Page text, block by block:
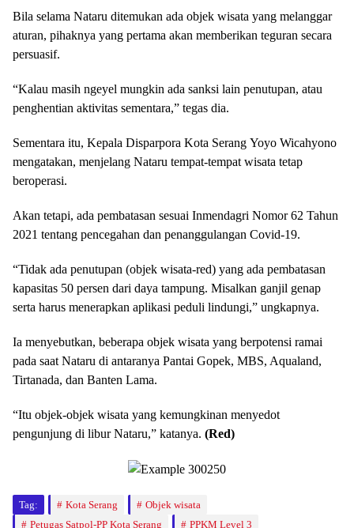
Bila selama Nataru ditemukan ada objek wisata yang melanggar
aturan, pihaknya yang pertama akan memberikan teguran secara
persuasif.
“Kalau masih ngeyel mungkin ada sanksi lain penutupan, atau
penghentian aktivitas sementara,” tegas dia.
Sementara itu, Kepala Disparpora Kota Serang Yoyo Wicahyono
mengatakan, menjelang Nataru tempat-tempat wisata tetap
beroperasi.
Akan tetapi, ada pembatasan sesuai Inmendagri Nomor 62 Tahun
2021 tentang pencegahan dan penanggulangan Covid-19.
“Tidak ada penutupan (objek wisata-red) yang ada pembatasan
kapasitas 50 persen dari daya tampung. Misalkan ganjil genap
serta harus menerapkan aplikasi peduli lindungi,” ungkapnya.
Ia menyebutkan, beberapa objek wisata yang berpotensi ramai
pada saat Nataru di antaranya Pantai Gopek, MBS, Aqualand,
Tirtanada, dan Banten Lama.
“Itu objek-objek wisata yang kemungkinan menyedot
pengunjung di libur Nataru,” katanya. (Red)
Tag: Kota Serang
Objek wisata
Petugas Satpol-PP Kota Serang
PPKM Level 3